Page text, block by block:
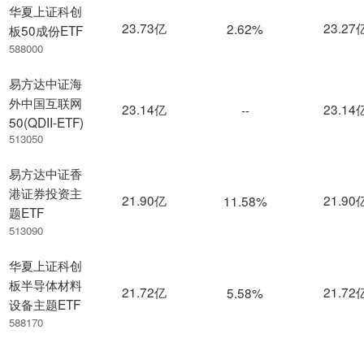
华夏上证科创
板50成份ETF
588000
易方达中证海
外中国互联网
50(QDII-ETF)
513050
易方达中证香
港证券投资主
题ETF
513090
华夏上证科创
板半导体材料
设备主题ETF
588170
23.73亿 2.62% 23.27
23.14亿 -- 23.14
21.90亿 11.58% 21.90
21.72亿 5.58% 21.72